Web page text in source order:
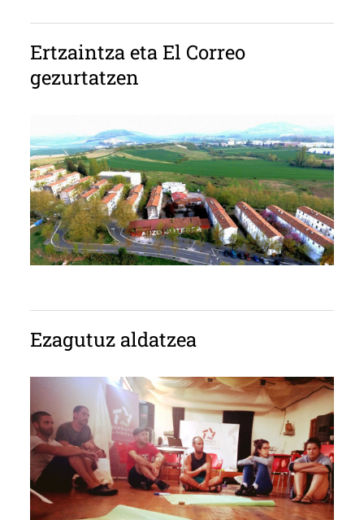
Ertzaintza eta El Correo
gezurtatzen
Ezagutuz aldatzea